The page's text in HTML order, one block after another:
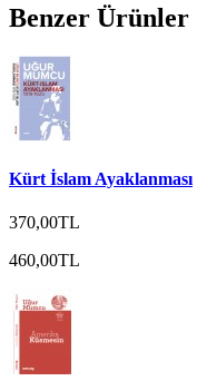
Benzer Ürünler
Kürt İslam Ayaklanması
370,00TL
460,00TL